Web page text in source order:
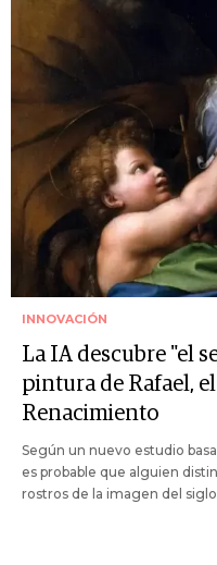
INNOVACIÓN
La IA descubre "el
pintura de Rafael,
Renacimiento
Según un nuevo estudio
es probable que alguien
rostros de la imagen del siglo